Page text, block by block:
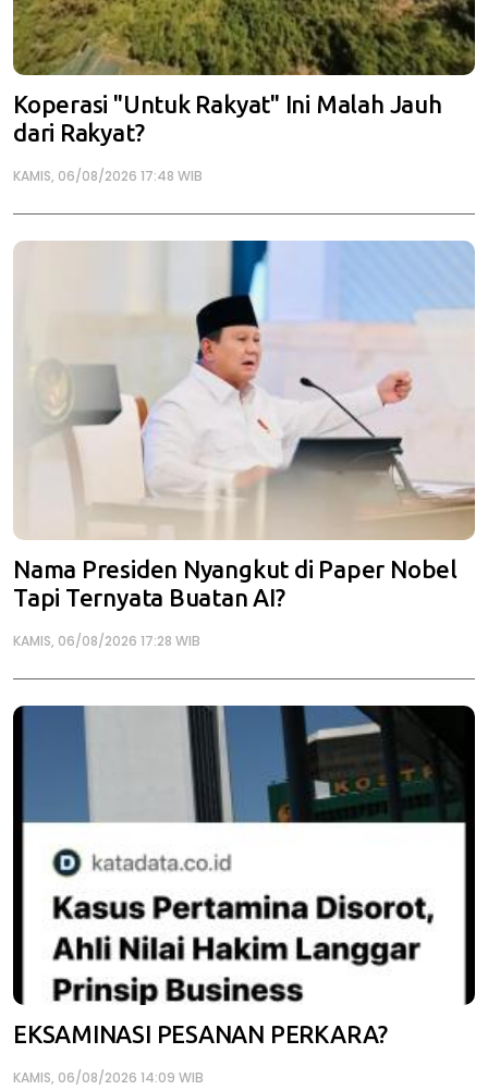
Koperasi "Untuk Rakyat" Ini Malah Jauh
dari Rakyat?
KAMIS, 06/08/2026 17:48 WIB
Nama Presiden Nyangkut di Paper Nobel
Tapi Ternyata Buatan AI?
KAMIS, 06/08/2026 17:28 WIB
EKSAMINASI PESANAN PERKARA?
KAMIS, 06/08/2026 14:09 WIB